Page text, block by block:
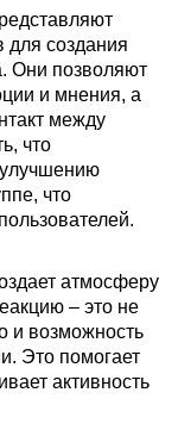
для создания
Они позволяют
и мнения, а
между
что
улучшению
что
атмосферу
– это не
и возможность
Это помогает
активность